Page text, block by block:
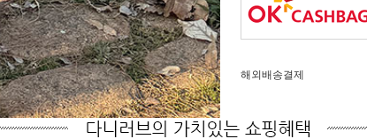
해외배송결제